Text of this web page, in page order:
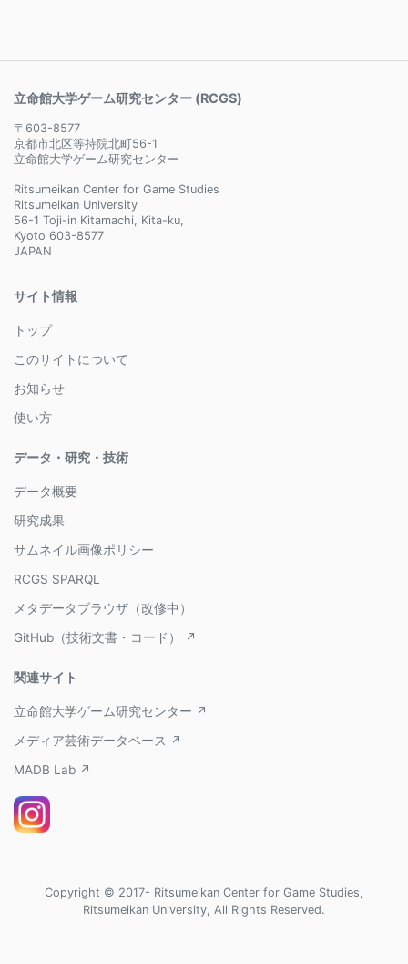
立命館大学ゲーム研究センター (RCGS)
〒603-8577
京都市北区等持院北町56-1
立命館大学ゲーム研究センター
Ritsumeikan Center for Game Studies
Ritsumeikan University
56-1 Toji-in Kitamachi, Kita-ku,
Kyoto 603-8577
JAPAN
サイト情報
トップ
このサイトについて
お知らせ
使い方
データ・研究・技術
データ概要
研究成果
サムネイル画像ポリシー
RCGS SPARQL
メタデータブラウザ（改修中）
GitHub（技術文書・コード） ↗
関連サイト
立命館大学ゲーム研究センター ↗
メディア芸術データベース ↗
MADB Lab ↗
Copyright © 2017- Ritsumeikan Center for Game Studies,
Ritsumeikan University, All Rights Reserved.